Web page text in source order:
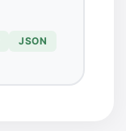
JSON